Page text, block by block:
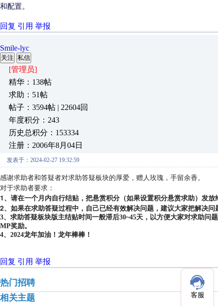
和配置。
回复 引用 举报
Smile-lyc
关注 私信
[管理员]
精华：138帖
求助：51帖
帖子：3594帖 | 22604回
年度积分：243
历史总积分：153334
注册：2006年8月04日
发表于：2024-02-27 19:32:59
感谢求助者和答疑者对求助答疑板块的厚爱，赠人玫瑰，手留余香。
对于求助者要求：
1、请在一个月内自行结贴，把悬赏积分（如果设置积分悬赏求助）发放
2、如果在求助答疑过程中，自己已经有效解决问题，建议大家把解决
3、求助答疑板块版主结贴时间一般滞后30~45天，以方便大家对求助
MP奖励。
4、2024龙年加油！龙年棒棒！
回复 引用 举报
热门招聘
相关主题
客服